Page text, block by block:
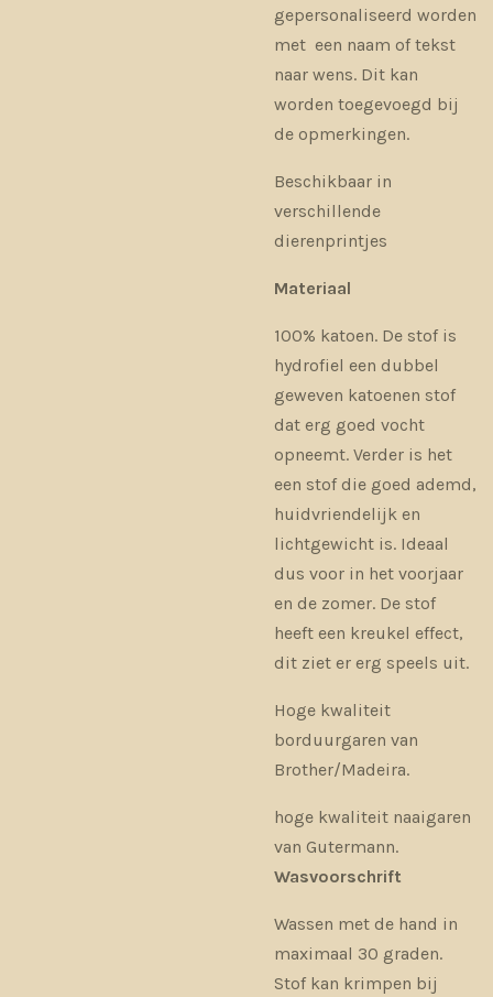
gepersonaliseerd worden
met een naam of tekst
naar wens. Dit kan
worden toegevoegd bij
de opmerkingen.
Beschikbaar in
verschillende
dierenprintjes
Materiaal
100% katoen. De stof is
hydrofiel een dubbel
geweven katoenen stof
dat erg goed vocht
opneemt. Verder is het
een stof die goed ademd,
huidvriendelijk en
lichtgewicht is. Ideaal
dus voor in het voorjaar
en de zomer. De stof
heeft een kreukel effect,
dit ziet er erg speels uit.
Hoge kwaliteit
borduurgaren van
Brother/Madeira.
hoge kwaliteit naaigaren
van Gutermann.
Wasvoorschrift
Wassen met de hand in
maximaal 30 graden.
Stof kan krimpen bij